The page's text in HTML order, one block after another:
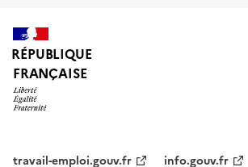
RÉPUBLIQUE
FRANÇAISE
travail-emploi.gouv.fr
info.gouv.fr